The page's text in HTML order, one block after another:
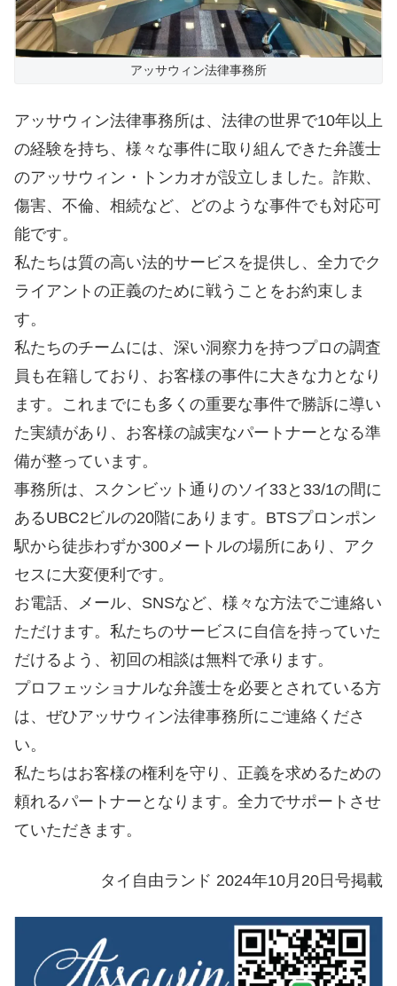
アッサウィン法律事務所
アッサウィン法律事務所は、法律の世界で10年以上
の経験を持ち、様々な事件に取り組んできた弁護士
のアッサウィン・トンカオが設立しました。詐欺、
傷害、不倫、相続など、どのような事件でも対応可
能です。
私たちは質の高い法的サービスを提供し、全力でク
ライアントの正義のために戦うことをお約束しま
す。
私たちのチームには、深い洞察力を持つプロの調査
員も在籍しており、お客様の事件に大きな力となり
ます。これまでにも多くの重要な事件で勝訴に導い
た実績があり、お客様の誠実なパートナーとなる準
備が整っています。
事務所は、スクンビット通りのソイ33と33/1の間に
あるUBC2ビルの20階にあります。BTSプロンポン
駅から徒歩わずか300メートルの場所にあり、アク
セスに大変便利です。
お電話、メール、SNSなど、様々な方法でご連絡い
ただけます。私たちのサービスに自信を持っていた
だけるよう、初回の相談は無料で承ります。
プロフェッショナルな弁護士を必要とされている方
は、ぜひアッサウィン法律事務所にご連絡くださ
い。
私たちはお客様の権利を守り、正義を求めるための
頼れるパートナーとなります。全力でサポートさせ
ていただきます。
タイ自由ランド 2024年10月20日号掲載